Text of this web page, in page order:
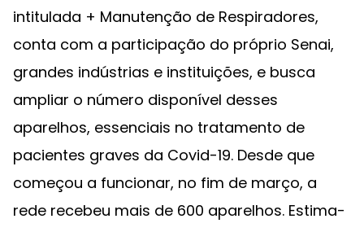
intitulada + Manutenção de Respiradores,
conta com a participação do próprio Senai,
grandes indústrias e instituições, e busca
ampliar o número disponível desses
aparelhos, essenciais no tratamento de
pacientes graves da Covid-19. Desde que
começou a funcionar, no fim de março, a
rede recebeu mais de 600 aparelhos. Estima-